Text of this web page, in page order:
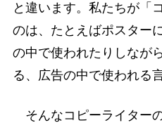
と違います。私たちが「
のは、たとえばポスター
の中で使われたりしなが
る、広告の中で使われる
そんなコピーライター